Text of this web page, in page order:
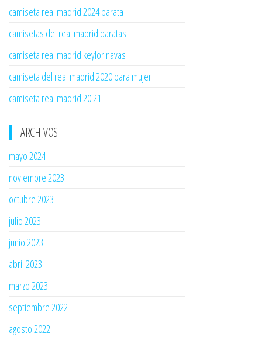
camiseta real madrid 2024 barata
camisetas del real madrid baratas
camiseta real madrid keylor navas
camiseta del real madrid 2020 para mujer
camiseta real madrid 20 21
ARCHIVOS
mayo 2024
noviembre 2023
octubre 2023
julio 2023
junio 2023
abril 2023
marzo 2023
septiembre 2022
agosto 2022